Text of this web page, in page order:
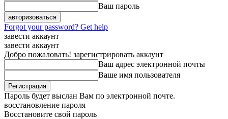
Ваш пароль
Forgot your password? Get help
завести аккаунт
завести аккаунт
Добро пожаловать! зарегистрировать аккаунт
Ваш адрес электронной почты
Ваше имя пользователя
Пароль будет выслан Вам по электронной почте.
восстановление пароля
Восстановите свой пароль